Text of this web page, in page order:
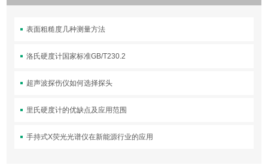
表面粗糙度几种测量方法
洛氏硬度计国家标准GB/T230.2
超声波探伤仪如何选择探头
里氏硬度计的优缺点及应用范围
手持式X荧光光谱仪在新能源行业的应用